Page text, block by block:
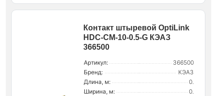
Контакт штыревой OptiLink
HDC-CM-10-0.5-G КЭАЗ
366500
Артикул:
366500
Бренд:
КЭАЗ
Длина, м:
0.
Ширина, м:
0.